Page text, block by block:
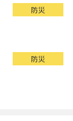
防災
防災